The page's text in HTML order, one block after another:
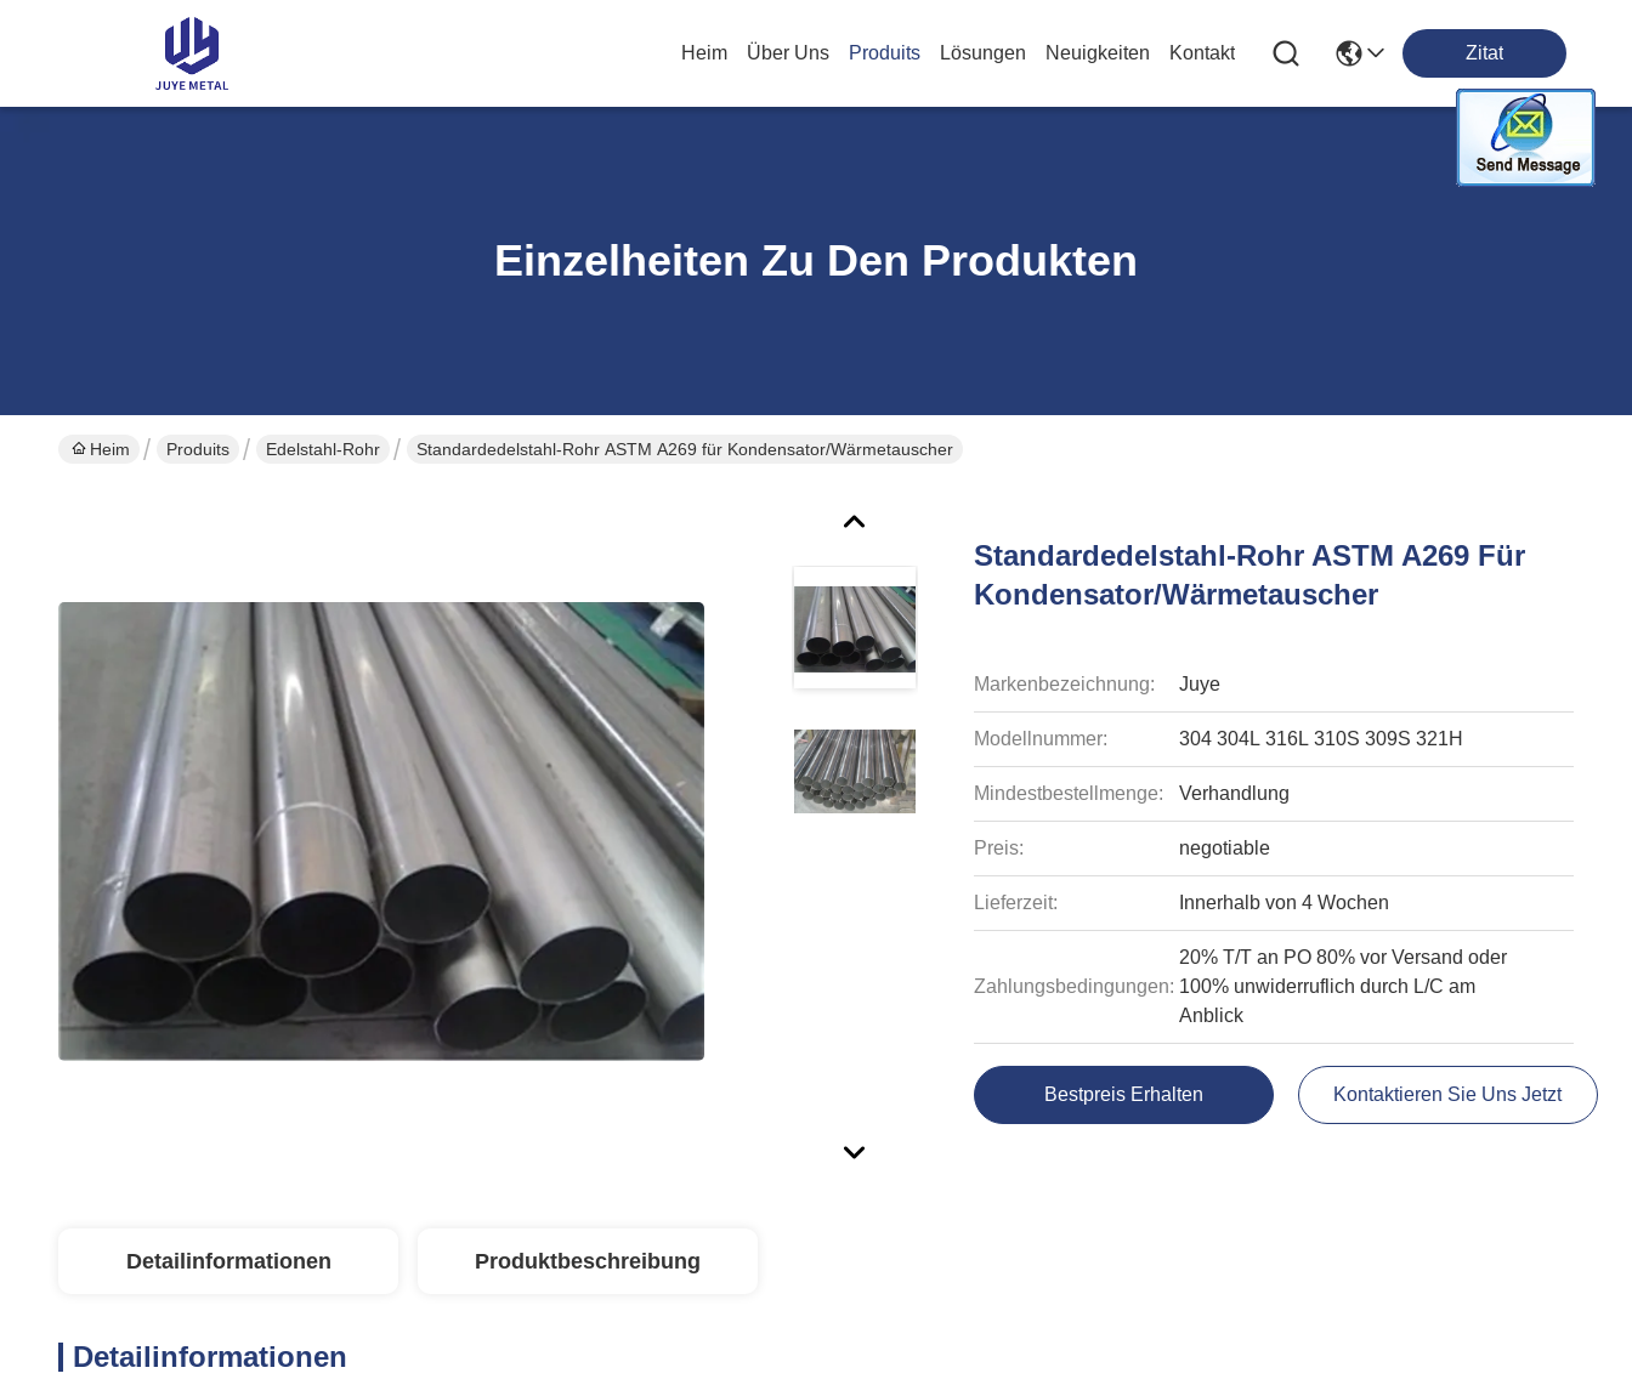
Heim Über Uns Produits Lösungen Neuigkeiten Kontakt Zitat
Einzelheiten Zu Den Produkten
Heim Produits Edelstahl-Rohr Standardedelstahl-Rohr ASTM A269 für Kondensator/Wärmetauscher
Standardedelstahl-Rohr ASTM A269 Für
Kondensator/Wärmetauscher
Markenbezeichnung: Juye
Modellnummer: 304 304L 316L 310S 309S 321H
Mindestbestellmenge: Verhandlung
Preis: negotiable
Lieferzeit: Innerhalb von 4 Wochen
Zahlungsbedingungen:
20% T/T an PO 80% vor Versand oder
100% unwiderruflich durch L/C am
Anblick
Bestpreis Erhalten Kontaktieren Sie Uns Jetzt
Detailinformationen Produktbeschreibung
Detailinformationen